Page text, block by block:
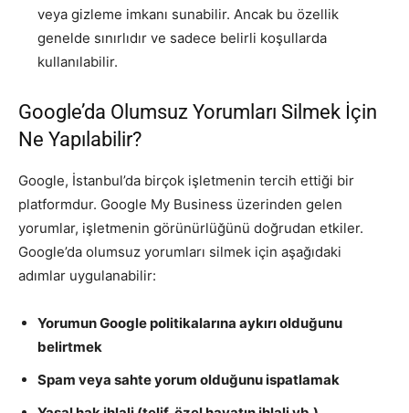
veya gizleme imkanı sunabilir. Ancak bu özellik
genelde sınırlıdır ve sadece belirli koşullarda
kullanılabilir.
Google’da Olumsuz Yorumları Silmek İçin
Ne Yapılabilir?
Google, İstanbul’da birçok işletmenin tercih ettiği bir
platformdur. Google My Business üzerinden gelen
yorumlar, işletmenin görünürlüğünü doğrudan etkiler.
Google’da olumsuz yorumları silmek için aşağıdaki
adımlar uygulanabilir:
Yorumun Google politikalarına aykırı olduğunu
belirtmek
Spam veya sahte yorum olduğunu ispatlamak